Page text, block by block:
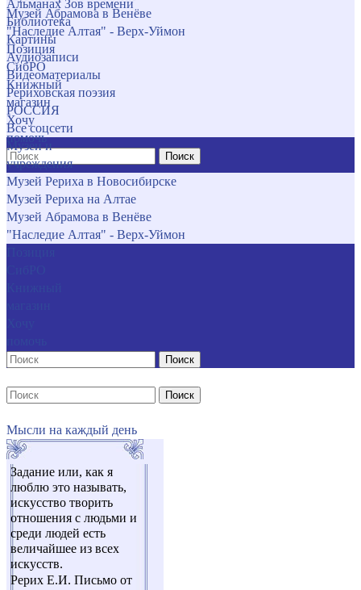
Музей Абрамова в Венёве
"Наследие Алтая" - Верх-Уймон
Позиция
СибРО
Книжный
магазин
Хочу
помочь
Поиск
Альманах Зов времени
Библиотека
Картины
Аудиозаписи
Видеоматериалы
Рериховская поэзия
РОССИЯ
Все соцсети
Музеи и
учреждения
Музей Рериха в Новосибирске
Музей Рериха на Алтае
Музей Абрамова в Венёве
"Наследие Алтая" - Верх-Уймон
Поиск
Поиск
Мысли на каждый день
Задание или, как я
люблю это называть,
искусство творить
отношения с людьми и
среди людей есть
величайшее из всех
искусств.
Рерих Е.И. Письмо от